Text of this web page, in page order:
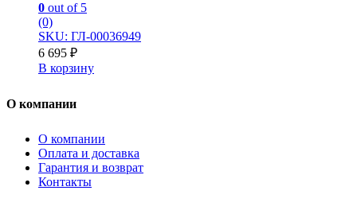
0 out of 5
(0)
SKU: ГЛ-00036949
6 695 ₽
В корзину
О компании
О компании
Оплата и доставка
Гарантия и возврат
Контакты